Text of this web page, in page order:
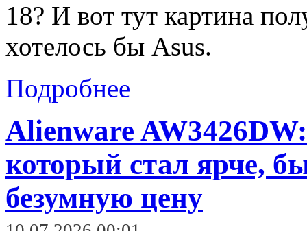
18? И вот тут картина
хотелось бы Asus.
Подробнее
Alienware
который стал ярче,
безумную цену